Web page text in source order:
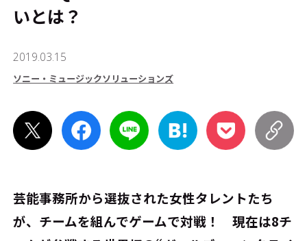
いとは？
2019.03.15
ソニー・ミュージックソリューションズ
芸能事務所から選抜された女性タレントたち
が、チームを組んでゲームで対戦！ 現在は8チ